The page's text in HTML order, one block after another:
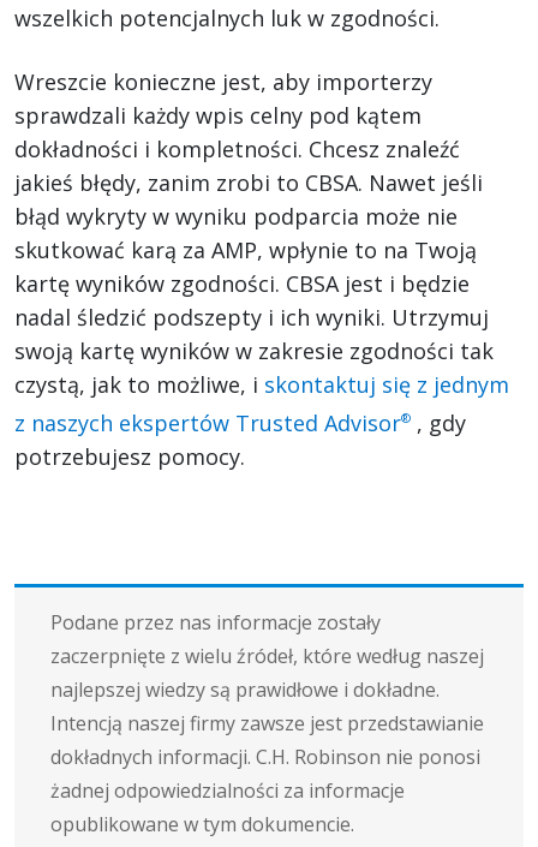
wszelkich potencjalnych luk w zgodności.
Wreszcie konieczne jest, aby importerzy
sprawdzali każdy wpis celny pod kątem
dokładności i kompletności. Chcesz znaleźć
jakieś błędy, zanim zrobi to CBSA. Nawet jeśli
błąd wykryty w wyniku podparcia może nie
skutkować karą za AMP, wpłynie to na Twoją
kartę wyników zgodności. CBSA jest i będzie
nadal śledzić podszepty i ich wyniki. Utrzymuj
swoją kartę wyników w zakresie zgodności tak
czystą, jak to możliwe, i skontaktuj się z jednym
z naszych ekspertów Trusted Advisor® , gdy
potrzebujesz pomocy.
Podane przez nas informacje zostały
zaczerpnięte z wielu źródeł, które według naszej
najlepszej wiedzy są prawidłowe i dokładne.
Intencją naszej firmy zawsze jest przedstawianie
dokładnych informacji. C.H. Robinson nie ponosi
żadnej odpowiedzialności za informacje
opublikowane w tym dokumencie.